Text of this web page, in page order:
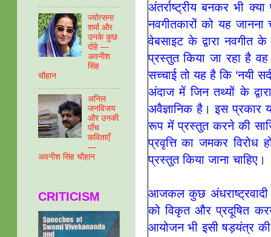
अंतर्राष्ट्रीय बनकर भी
नवगीतकारों को यह जानना
वेबसाइट के द्वारा नवगीत
प्रस्तुत किया जा रहा है
सच्चाई तो यह है कि ‘नयी
अंदाज में जिन तथ्यों के
अवैज्ञानिक है। इस प्रकार
रूप में प्रस्तुत करने की
प्रवृत्ति का जमकर विरोध
प्रस्तुत किया जाना चाहिए।
आजकल कुछ अंधराष्ट्रवादी
को विकृत और प्रदूषित
आयोजन भी इसी षड़यंत्र की
ज्योत्सना
शर्मा और
उनके कुछ
दोहे —
अवनीश
सिंह
चौहान
अनिल
जनविजय
और उनकी
पाँच
कविताएँ
—
अवनीश सिंह चौहान
CRITICISM